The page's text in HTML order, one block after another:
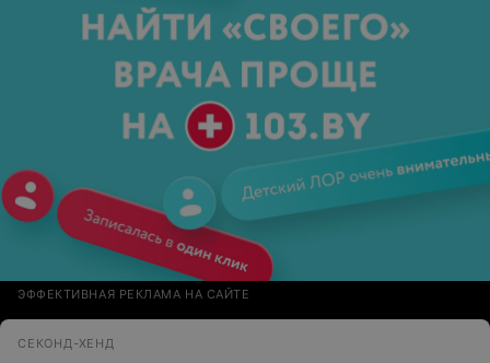
ЭФФЕКТИВНАЯ РЕКЛАМА НА САЙТЕ
СЕКОНД-ХЕНД